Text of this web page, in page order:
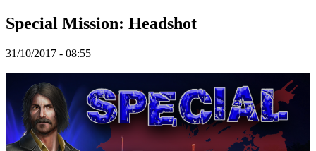
Spillet
Spillet
Spil
events
Nyheder
Medier
Guides
Fora
Special Mission: Headshot
31/10/2017 - 08:55